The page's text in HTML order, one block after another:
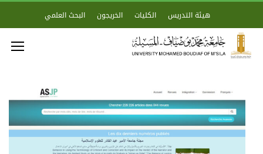
هيئة التدريس الكليات الخريجون البحث العلمي